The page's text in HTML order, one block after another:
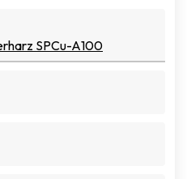
SPCu-A100